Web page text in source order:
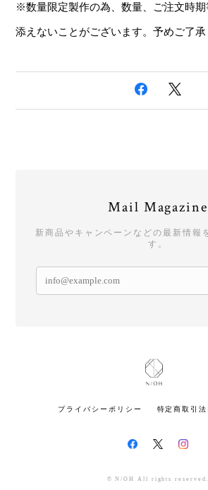
※数量限定製作の為、数量、ご注文時期
添えないことがございます。予めご了承
Mail Magazine
新商品やキャンペーンなどの最新情報
す。
プライバシーポリシー 特定商取引
© N/OH All rights reserved.